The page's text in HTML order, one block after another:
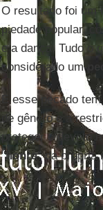
O resultado foi um
piedade popular,
e a dança. Tudo o
considerado um
E esse pecado
de gênero e a
proteger o devoto
"honra" da própria